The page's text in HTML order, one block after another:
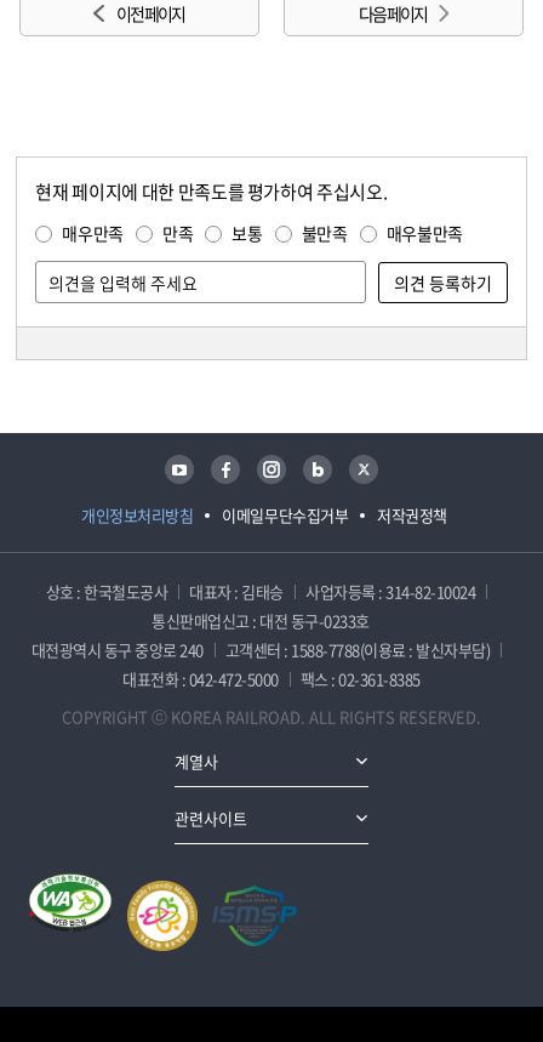
이전 페이지 다음 페이지
현재 페이지에 대한 만족도를 평가하여 주십시오.
매우만족 만족 보통 불만족 매우불만족
개인정보처리방침 이메일무단수집거부 저작권정책
유튜브 페이스북 인스타그램 블로그 트위터
상호 : 한국철도공사 대표자 : 김태승
사업자등록 : 314-82-10024
통신판매업신고 : 대전 동구-0233호
대전광역시 동구 중앙로 240
고객센터 : 1588-7788(이용료 : 발신자부담)
대표전화 : 042-472-5000
팩스 : 02-361-8385
COPYRIGHT ⓒ KOREA RAILROAD. ALL RIGHTS RESERVED.
계열사
관련사이트